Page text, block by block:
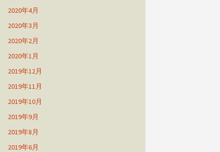
2020年4月
2020年3月
2020年2月
2020年1月
2019年12月
2019年11月
2019年10月
2019年9月
2019年8月
2019年6月